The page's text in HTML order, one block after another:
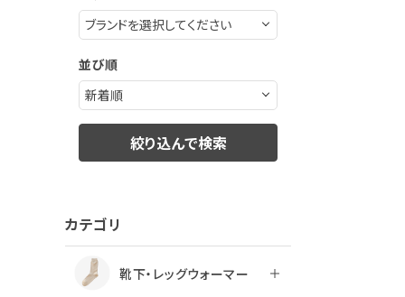
並び順
絞り込んで検索
カテゴリ
靴下・レッグウォーマー